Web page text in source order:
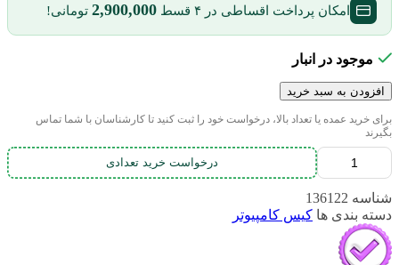
امکان پرداخت اقساطی در ۴ قسط 2,900,000 تومانی!
موجود در انبار
افزودن به سبد خرید
برای خرید عمده یا تعداد بالا، درخواست خود را ثبت کنید تا کارشناسان با شما تماس
بگیرند
درخواست خرید تعدادی
شناسه 136122
دسته بندی ها کیس کامپیوتر